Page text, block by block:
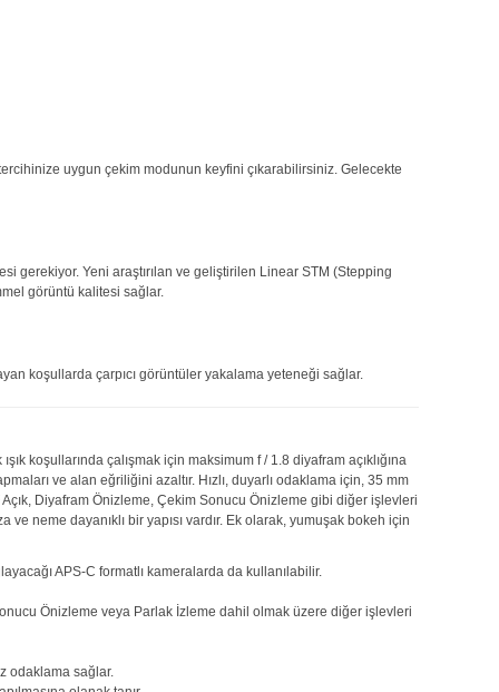
uygun çekim modunun keyfini çıkarabilirsiniz. Gelecekte
gerekiyor. Yeni araştırılan ve geliştirilen Linear STM (Stepping
görüntü kalitesi sağlar.
koşullarda çarpıcı görüntüler yakalama yeteneği sağlar.
koşullarında çalışmak için maksimum f / 1.8 diyafram açıklığına
ve alan eğriliğini azaltır. Hızlı, duyarlı odaklama için, 35 mm
Diyafram Önizleme, Çekim Sonucu Önizleme gibi diğer işlevleri
neme dayanıklı bir yapısı vardır. Ek olarak, yumuşak bokeh için
APS-C formatlı kameralarda da kullanılabilir.
Önizleme veya Parlak İzleme dahil olmak üzere diğer işlevleri
odaklama sağlar.